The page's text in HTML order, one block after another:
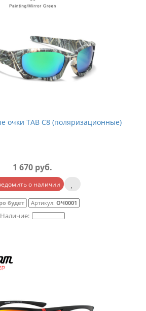
очки TAB C8 (поляризационные)
1 670 руб.
о наличии
будет Артикул: ОЧ0001